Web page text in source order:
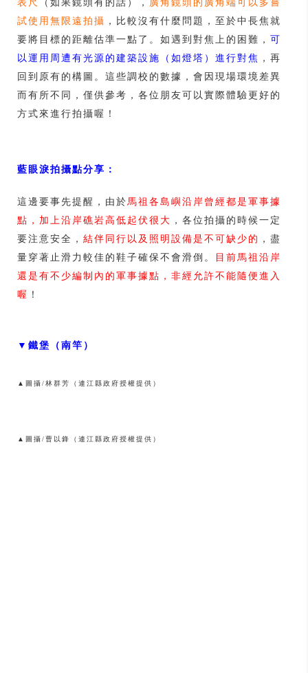
表尺 （如果鏡頭有的話）， 廣角鏡頭的廣角端可以多嘗
試使用無限遠拍攝 ，比較沒有什麼問題，至於中長焦就
要將目標的距離估準一點了。如遇到對焦上的困難， 可
以運用周遭有光源的建築設施（如燈塔）進行對焦 ，再
回到原有的構圖。這些調校的數據，會因現場環境差異
而有所不同，僅供參考，各位朋友可以實際體驗更好的
方式來進行拍攝喔！
藍眼淚拍攝點分享：
這邊要事先提醒，由於馬祖各島嶼沿岸曾經都是軍事據
點，加上沿岸礁岩高低起伏很大 ，各位拍攝的時候一定
要注意安全， 結伴同行以及照明設備是不可缺少的 ，盡
量穿著止滑力較佳的鞋子確保不會滑倒。
目前馬祖沿岸
還是有不少編制內的軍事據點，非經允許不能隨便進入
喔 ！
▼鐵堡（南竿）
▲圖攝/林群芳（連江縣政府授權提供）
▲圖攝/曹以鋒（連江縣政府授權提供）